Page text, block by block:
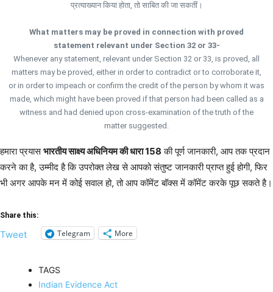
प्रत्याख्यान किया होता, तो साबित की जा सकतीं।
What matters may be proved in connection with proved
statement relevant under Section 32 or 33-
Whenever any statement, relevant under Section 32 or 33, is proved, all
matters may be proved, either in order to contradict or to corroborate it,
or in order to impeach or confirm the credit of the person by whom it was
made, which might have been proved if that person had been called as a
witness and had denied upon cross-examination of the truth of the
matter suggested.
हमारा प्रयासभारतीय साक्ष्य अधिनियम की धारा 158 की पूर्ण जानकारी, आप तक प्रदान
करने का है, उम्मीद है कि उपरोक्त लेख से आपको संतुष्ट जानकारी प्राप्त हुई होगी, फिर
भी अगर आपके मन में कोई सवाल हो, तो आप कॉमेंट बॉक्स में कॉमेंट करके पूछ सकते है।
Share this:
Tweet Telegram More
TAGS
Indian Evidence Act